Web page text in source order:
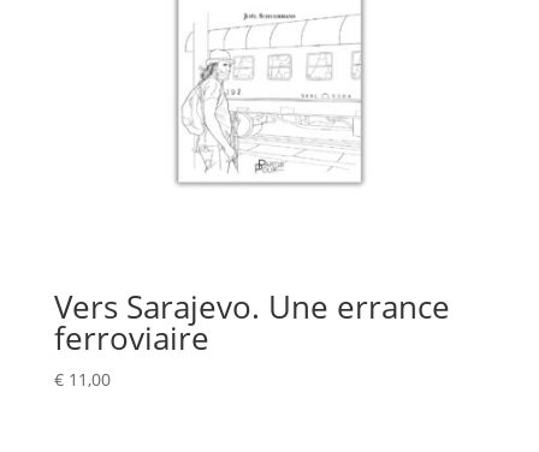
Vers Sarajevo. Une errance
ferroviaire
€11,00